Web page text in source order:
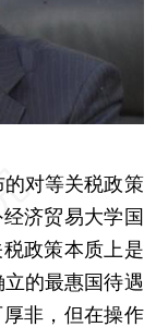
对等关税政策
济贸易大学国
政策本质上是
的最惠国待遇
非，但在操作